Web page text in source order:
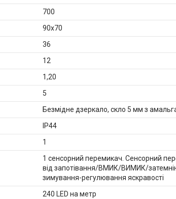
700
90x70
36
12
1,20
5
Безмідне дзеркало, скло 5 мм з
IP44
1
1 сенсорний перемикач. Сенсорний
від запотівання/ВМИК/ВИМИК/
зимування-регулювання яскравості
240 LED на метр